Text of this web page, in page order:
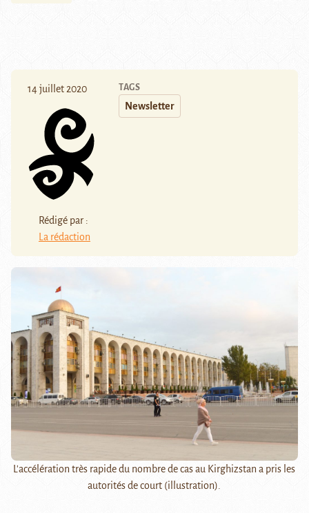
14 juillet 2020
Rédigé par :
La rédaction
TAGS
Newsletter
L'accélération très rapide du nombre de cas au Kirghizstan a pris les
autorités de court (illustration).